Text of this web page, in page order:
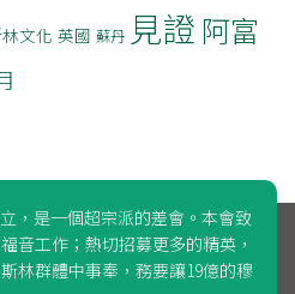
文化 英國 蘇丹 見證 阿富
，是一個超宗派的差會。本會致
音工作；熱切招募更多的精英，
林群體中事奉，務要讓19億的穆